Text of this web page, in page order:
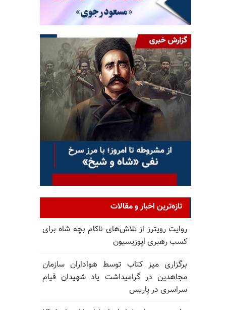
تازه‌ترین اخبار و مقالات
روایت رویترز از تلاش‌های ناکام بچه شاه برای
کسب رهبری اپوزیسیون
برگزاری میز کتاب توسط هواداران سازمان
مجاهدین در گرامیداشت یاد شهیدان قیام
سراسری در پاریس